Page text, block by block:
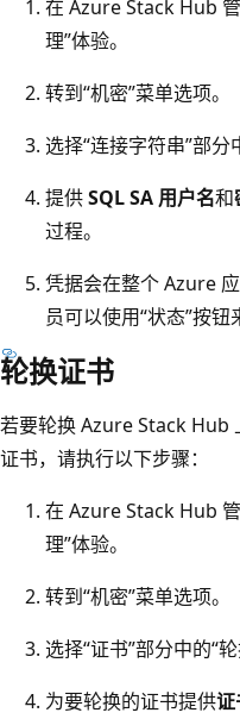
在 Azure Stack Hub
理”体验。
转到“机密”菜单选项。
选择“连接字符串”部分
提供SQL SA 用户名和
过程。
凭据会在整个 Azure
员可以使用“状态”按钮
轮换证书
若要轮换 Azure Stack Hub
证书，请执行以下步骤：
在 Azure Stack Hub
理”体验。
转到“机密”菜单选项。
选择“证书”部分中的“
为要轮换的证书提供证